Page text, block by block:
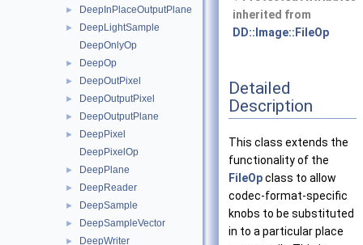
► DeepInPlaceOutputPlane
►
DeepLightSample
DeepOnlyOp
► DeepOp
► DeepOutPixel
► DeepOutputPixel
► DeepOutputPlane
►
DeepPixel
DeepPixelOp
► DeepPlane
► DeepReader
► DeepSample
► DeepSampleVector
► DeepWriter
inherited from
DD::Image::FileOp
Detailed
Description
This class extends the
functionality of the
FileOpclass to allow
codec-format-specific
knobs to be substituted
in to a particular place